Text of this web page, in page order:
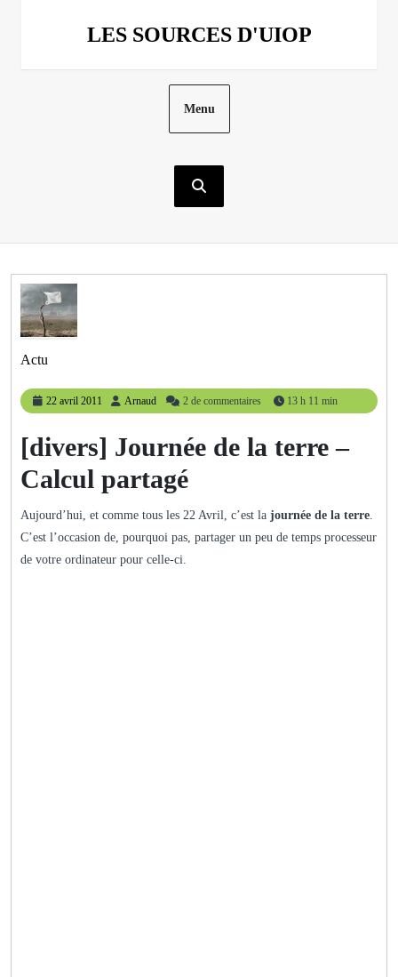
LES SOURCES D'UIOP
Menu
Actu
22 avril 2011
22
avril
Arnaud Arnaud2 de commentaires 13 h 11 min
[divers] Journée de la terre –
Calcul partagé
Aujourd’hui, et comme tous les 22 Avril, c’est la journée de la terre.
C’est l’occasion de, pourquoi pas, partager un peu de temps processeur
de votre ordinateur pour celle-ci.